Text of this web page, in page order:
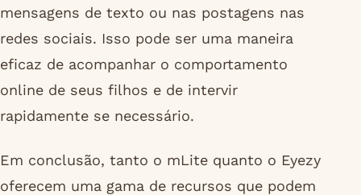
mensagens de texto ou nas postagens nas
redes sociais. Isso pode ser uma maneira
eficaz de acompanhar o comportamento
online de seus filhos e de intervir
rapidamente se necessário.
Em conclusão, tanto o mLite quanto o Eyezy
oferecem uma gama de recursos que podem